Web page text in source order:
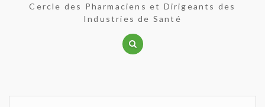
Cercle des Pharmaciens et Dirigeants des
Industries de Santé